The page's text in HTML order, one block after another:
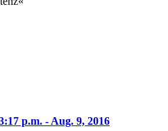
p.m. - Aug. 9, 2016